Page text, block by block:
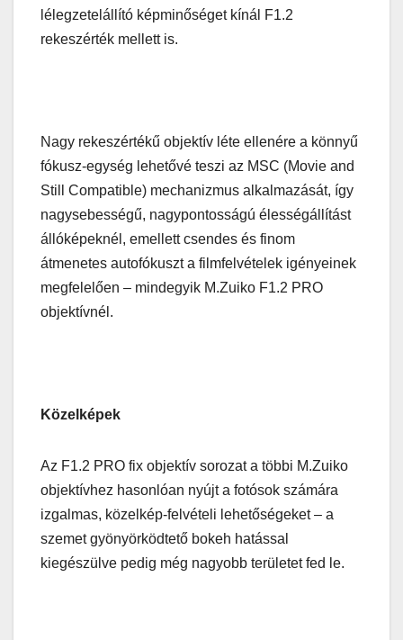
lélegzetelállító képminőséget kínál F1.2
rekeszérték mellett is.
Nagy rekeszértékű objektív léte ellenére a könnyű
fókusz-egység lehetővé teszi az MSC (Movie and
Still Compatible) mechanizmus alkalmazását, így
nagysebességű, nagypontosságú élességállítást
állóképeknél, emellett csendes és finom
átmenetes autofókuszt a filmfelvételek igényeinek
megfelelően – mindegyik M.Zuiko F1.2 PRO
objektívnél.
Közelképek
Az F1.2 PRO fix objektív sorozat a többi M.Zuiko
objektívhez hasonlóan nyújt a fotósok számára
izgalmas, közelkép-felvételi lehetőségeket – a
szemet gyönyörködtető bokeh hatással
kiegészülve pedig még nagyobb területet fed le.